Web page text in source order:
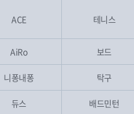
ACE 테니스
AiRo 보드
니퐁내퐁 탁구
듀스 배드민턴